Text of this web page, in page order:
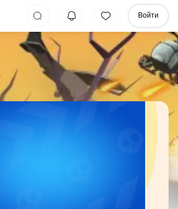
Войти